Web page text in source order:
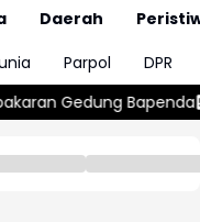
Daerah
Parpol
DPR
Miras Digerebek,